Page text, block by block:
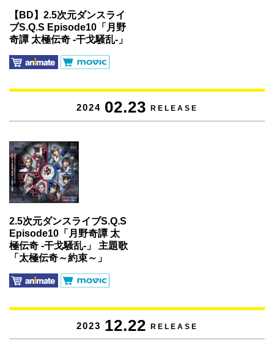
【BD】2.5次元ダンスライ
ブS.Q.S Episode10「月野
奇譚 太極伝奇 -干戈騒乱-」
2024 02.23 RELEASE
2.5次元ダンスライブS.Q.S
Episode10「月野奇譚 太
極伝奇 -干戈騒乱-」 主題歌
「太極伝奇～約束～」
2023 12.22 RELEASE